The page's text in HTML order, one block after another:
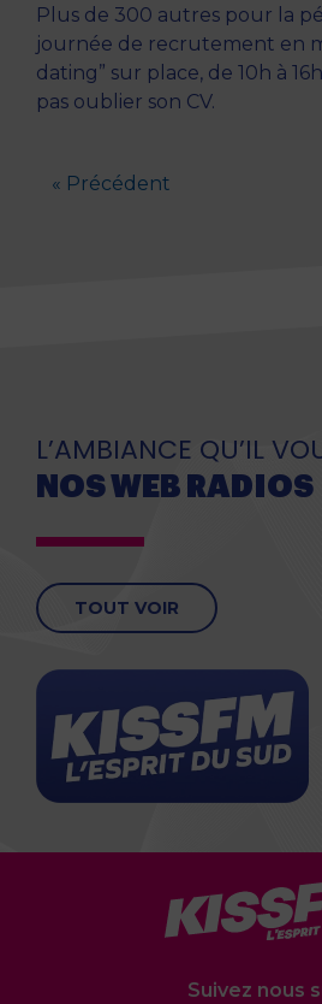
Plus de 300 autres pour la
journée de recrutement en
dating” sur place, de 10h à
pas oublier son CV.
« Précédent
L’AMBIANCE QU’IL
NOS WEB RADIOS
TOUT VOIR
Suivez nous